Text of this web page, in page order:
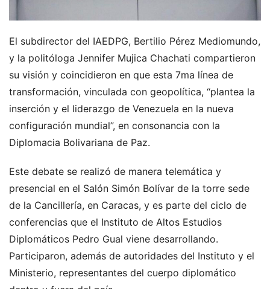
El subdirector del IAEDPG, Bertilio Pérez Mediomundo,
y la politóloga Jennifer Mujica Chachati compartieron
su visión y coincidieron en que esta 7ma línea de
transformación, vinculada con geopolítica, “plantea la
inserción y el liderazgo de Venezuela en la nueva
configuración mundial”, en consonancia con la
Diplomacia Bolivariana de Paz.
Este debate se realizó de manera telemática y
presencial en el Salón Simón Bolívar de la torre sede
de la Cancillería, en Caracas, y es parte del ciclo de
conferencias que el Instituto de Altos Estudios
Diplomáticos Pedro Gual viene desarrollando.
Participaron, además de autoridades del Instituto y el
Ministerio, representantes del cuerpo diplomático